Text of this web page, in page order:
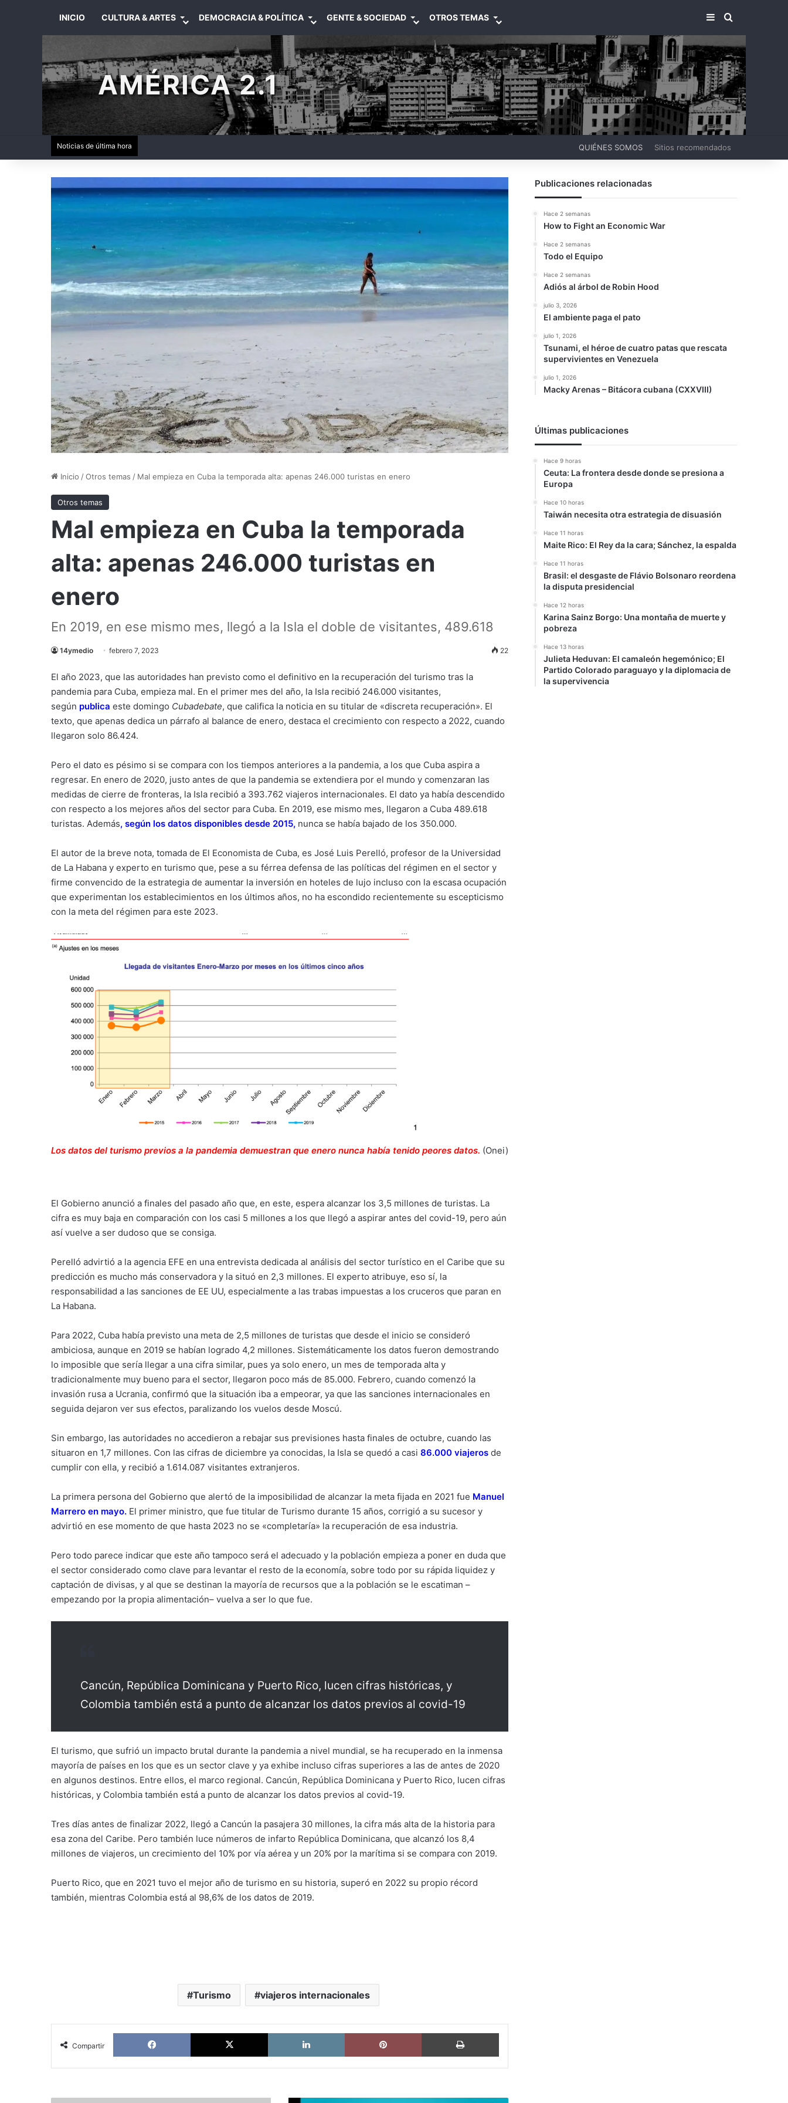
INICIO CULTURA & ARTES DEMOCRACIA & POLÍTICA GENTE & SOCIEDAD OTROS TEMAS BARRA LATERAL
BUSCAR
AMÉRICA 2.1
Noticias de última hora QUIÉNES SOMOS Sitios recomendados
Inicio /Otros temas / Mal empieza en Cuba la temporada alta: apenas 246.000 turistas en enero
Otros temas
Mal empieza en Cuba la temporada
alta: apenas 246.000 turistas en
enero
En 2019, en ese mismo mes, llegó a la Isla el doble de visitantes, 489.618
14ymedio febrero 7, 2023 22
El año 2023, que las autoridades han previsto como el definitivo en la recuperación del turismo tras la
pandemia para Cuba, empieza mal. En el primer mes del año, la Isla recibió 246.000 visitantes,
según publica este domingo Cubadebate, que califica la noticia en su titular de «discreta recuperación». El
texto, que apenas dedica un párrafo al balance de enero, destaca el crecimiento con respecto a 2022, cuando
llegaron solo 86.424.
Pero el dato es pésimo si se compara con los tiempos anteriores a la pandemia, a los que Cuba aspira a
regresar. En enero de 2020, justo antes de que la pandemia se extendiera por el mundo y comenzaran las
medidas de cierre de fronteras, la Isla recibió a 393.762 viajeros internacionales. El dato ya había descendido
con respecto a los mejores años del sector para Cuba. En 2019, ese mismo mes, llegaron a Cuba 489.618
turistas. Además, según los datos disponibles desde 2015, nunca se había bajado de los 350.000.
El autor de la breve nota, tomada de El Economista de Cuba, es José Luis Perelló, profesor de la Universidad
de La Habana y experto en turismo que, pese a su férrea defensa de las políticas del régimen en el sector y
firme convencido de la estrategia de aumentar la inversión en hoteles de lujo incluso con la escasa ocupación
que experimentan los establecimientos en los últimos años, no ha escondido recientemente su escepticismo
con la meta del régimen para este 2023.
Los datos del turismo previos a la pandemia demuestran que enero nunca había tenido peores datos. (Onei)
El Gobierno anunció a finales del pasado año que, en este, espera alcanzar los 3,5 millones de turistas. La
cifra es muy baja en comparación con los casi 5 millones a los que llegó a aspirar antes del covid-19, pero aún
así vuelve a ser dudoso que se consiga.
Perelló advirtió a la agencia EFE en una entrevista dedicada al análisis del sector turístico en el Caribe que su
predicción es mucho más conservadora y la situó en 2,3 millones. El experto atribuye, eso sí, la
responsabilidad a las sanciones de EE UU, especialmente a las trabas impuestas a los cruceros que paran en
La Habana.
Para 2022, Cuba había previsto una meta de 2,5 millones de turistas que desde el inicio se consideró
ambiciosa, aunque en 2019 se habían logrado 4,2 millones. Sistemáticamente los datos fueron demostrando
lo imposible que sería llegar a una cifra similar, pues ya solo enero, un mes de temporada alta y
tradicionalmente muy bueno para el sector, llegaron poco más de 85.000. Febrero, cuando comenzó la
invasión rusa a Ucrania, confirmó que la situación iba a empeorar, ya que las sanciones internacionales en
seguida dejaron ver sus efectos, paralizando los vuelos desde Moscú.
Sin embargo, las autoridades no accedieron a rebajar sus previsiones hasta finales de octubre, cuando las
situaron en 1,7 millones. Con las cifras de diciembre ya conocidas, la Isla se quedó a casi 86.000 viajeros de
cumplir con ella, y recibió a 1.614.087 visitantes extranjeros.
La primera persona del Gobierno que alertó de la imposibilidad de alcanzar la meta fijada en 2021 fue Manuel
Marrero en mayo. El primer ministro, que fue titular de Turismo durante 15 años, corrigió a su sucesor y
advirtió en ese momento de que hasta 2023 no se «completaría» la recuperación de esa industria.
Pero todo parece indicar que este año tampoco será el adecuado y la población empieza a poner en duda que
el sector considerado como clave para levantar el resto de la economía, sobre todo por su rápida liquidez y
captación de divisas, y al que se destinan la mayoría de recursos que a la población se le escatiman –
empezando por la propia alimentación– vuelva a ser lo que fue.
Cancún, República Dominicana y Puerto Rico, lucen cifras históricas, y
Colombia también está a punto de alcanzar los datos previos al covid-19
El turismo, que sufrió un impacto brutal durante la pandemia a nivel mundial, se ha recuperado en la inmensa
mayoría de países en los que es un sector clave y ya exhibe incluso cifras superiores a las de antes de 2020
en algunos destinos. Entre ellos, el marco regional. Cancún, República Dominicana y Puerto Rico, lucen cifras
históricas, y Colombia también está a punto de alcanzar los datos previos al covid-19.
Tres días antes de finalizar 2022, llegó a Cancún la pasajera 30 millones, la cifra más alta de la historia para
esa zona del Caribe. Pero también luce números de infarto República Dominicana, que alcanzó los 8,4
millones de viajeros, un crecimiento del 10% por vía aérea y un 20% por la marítima si se compara con 2019.
Puerto Rico, que en 2021 tuvo el mejor año de turismo en su historia, superó en 2022 su propio récord
también, mientras Colombia está al 98,6% de los datos de 2019.
Turismo viajeros internacionales
Compartir
Facebook X LinkedIn Pinterest Imprimir
Publicaciones relacionadas
Hace 2 semanas
How to Fight an Economic War
Hace 2 semanas
Todo el Equipo
Hace 2 semanas
Adiós al árbol de Robin Hood
julio 3, 2026
El ambiente paga el pato
julio 1, 2026
Tsunami, el héroe de cuatro patas que rescata
supervivientes en Venezuela
julio 1, 2026
Macky Arenas – Bitácora cubana (CXXVIII)
Últimas publicaciones
Hace 9 horas
Ceuta: La frontera desde donde se presiona a
Europa
Hace 10 horas
Taiwán necesita otra estrategia de disuasión
Hace 11 horas
Maite Rico: El Rey da la cara; Sánchez, la espalda
Hace 11 horas
Brasil: el desgaste de Flávio Bolsonaro reordena
la disputa presidencial
Hace 12 horas
Karina Sainz Borgo: Una montaña de muerte y
pobreza
Hace 13 horas
Julieta Heduvan: El camaleón hegemónico; El
Partido Colorado paraguayo y la diplomacia de
la supervivencia